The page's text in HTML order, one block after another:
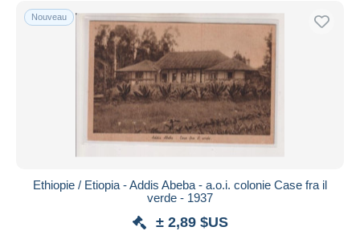
Nouveau
Ethiopie / Etiopia - Addis Abeba - a.o.i. colonie Case fra il
verde - 1937
± 2,89 $US